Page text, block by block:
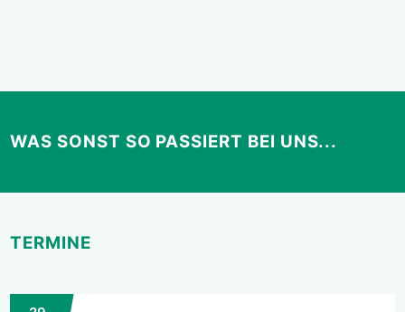
WAS SONST SO PASSIERT BEI UNS...
TERMINE